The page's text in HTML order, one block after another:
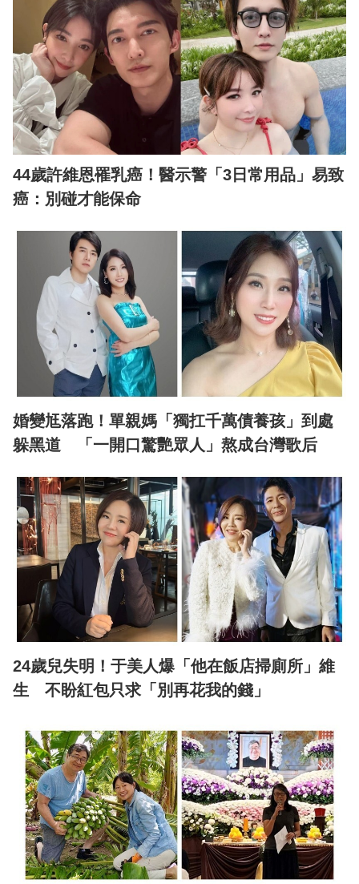
44歲許維恩罹乳癌！醫示警「3日常用品」易致
癌：別碰才能保命
婚變尪落跑！單親媽「獨扛千萬債養孩」到處
躲黑道 「一開口驚艷眾人」熬成台灣歌后
24歲兒失明！于美人爆「他在飯店掃廁所」維
生 不盼紅包只求「別再花我的錢」